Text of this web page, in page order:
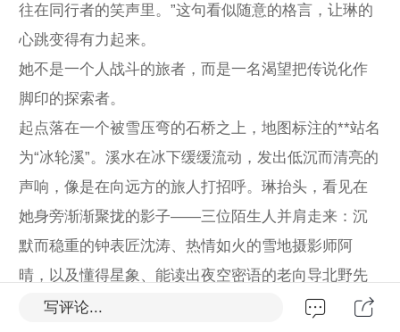
往在同行者的笑声里。”这句看似随意的格言，让琳的
心跳变得有力起来。
她不是一个人战斗的旅者，而是一名渴望把传说化作
脚印的探索者。
起点落在一个被雪压弯的石桥之上，地图标注的**站名
为“冰轮溪”。溪水在冰下缓缓流动，发出低沉而清亮的
声响，像是在向远方的旅人打招呼。琳抬头，看见在
她身旁渐渐聚拢的影子——三位陌生人并肩走来：沉
默而稳重的钟表匠沈涛、热情如火的雪地摄影师阿
晴，以及懂得星象、能读出夜空密语的老向导北野先
生。写评论...